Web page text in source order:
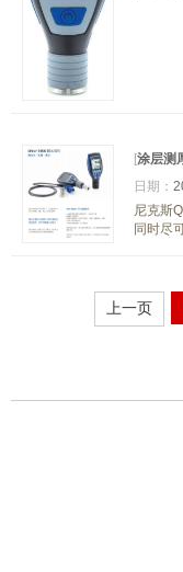
[涂层测
日期：
尼克斯
同时尽
上一页